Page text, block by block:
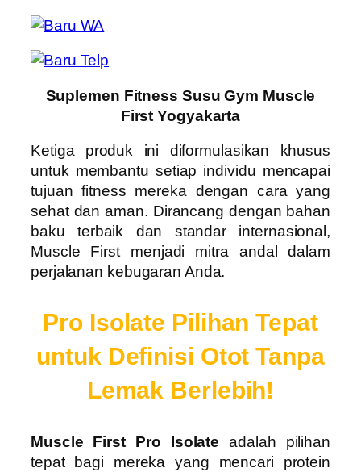
Suplemen Fitness Susu Gym Muscle
First Yogyakarta
Ketiga produk ini diformulasikan khusus
untuk membantu setiap individu mencapai
tujuan fitness mereka dengan cara yang
sehat dan aman. Dirancang dengan bahan
baku terbaik dan standar internasional,
Muscle First menjadi mitra andal dalam
perjalanan kebugaran Anda.
Pro Isolate Pilihan Tepat
untuk Definisi Otot Tanpa
Lemak Berlebih!
Muscle First Pro Isolateadalah pilihan
tepat bagi mereka yang mencari protein